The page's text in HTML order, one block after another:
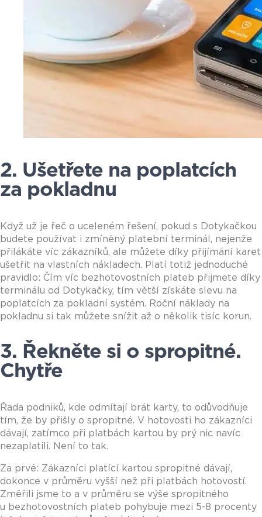
2. Ušetřete na poplatcích
za pokladnu
Když už je řeč o uceleném řešení, pokud s Dotykačkou
budete používat i zmíněný platební terminál, nejenže
přilákáte víc zákazníků, ale můžete díky přijímání karet
ušetřit na vlastních nákladech. Platí totiž jednoduché
pravidlo: Čím víc bezhotovostních plateb přijmete díky
terminálu od Dotykačky, tím větší získáte slevu na
poplatcích za pokladní systém. Roční náklady na
pokladnu si tak můžete snížit až o několik tisíc korun.
3. Řekněte si o spropitné.
Chytře
Řada podniků, kde odmítají brát karty, to odůvodňuje
tím, že by přišly o spropitné. V hotovosti ho zákazníci
dávají, zatímco při platbách kartou by prý nic navíc
nezaplatili. Není to tak.
Za prvé: Zákazníci platící kartou spropitné dávají,
dokonce v průměru vyšší než při platbách hotovostí.
Změřili jsme to a v průměru se výše spropitného
u bezhotovostních plateb pohybuje mezi 5-8 procenty